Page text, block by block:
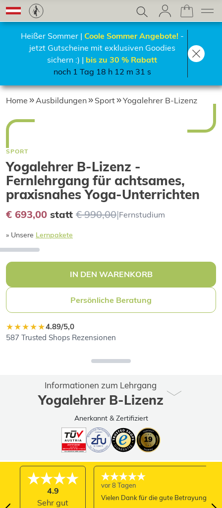
Heißer Sommer | Coole Sommer Angebote!-
jetzt Gutscheine mit exklusiven Goodies
sichern :) | bis zu 30 % Rabatt
noch 1 Tag 18 h 12 m 31 s
Home Ausbildungen Sport Yogalehrer B-Lizenz
SPORT
Yogalehrer B-Lizenz -
Fernlehrgang für achtsames,
praxisnahes Yoga-Unterrichten
€ 693,00 statt € 990,00|Fernstudium
» Unsere Lernpakete
IN DEN WARENKORB
Persönliche Beratung
★★★★★4.89/5,0
587 Trusted Shops Rezensionen
Informationen zum Lehrgang
Yogalehrer B-Lizenz
Anerkannt & Zertifiziert
4.9
Sehr gut
vor 8 Tagen
Vielen Dank für die gute Betrayung